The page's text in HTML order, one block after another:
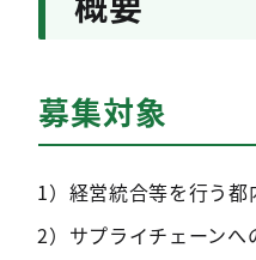
募集対象
1）経営統合等を行う都
2）サプライチェーンへ